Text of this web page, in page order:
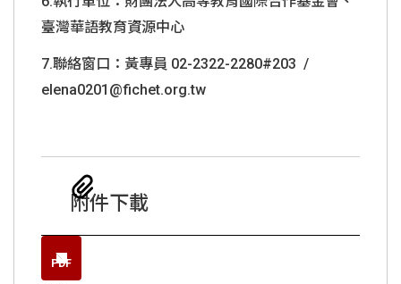
臺灣華語教育資源中心
7.聯絡窗口：黃專員 02-2322-2280#203 /
elena0201@fichet.org.tw
附件下載
PDF